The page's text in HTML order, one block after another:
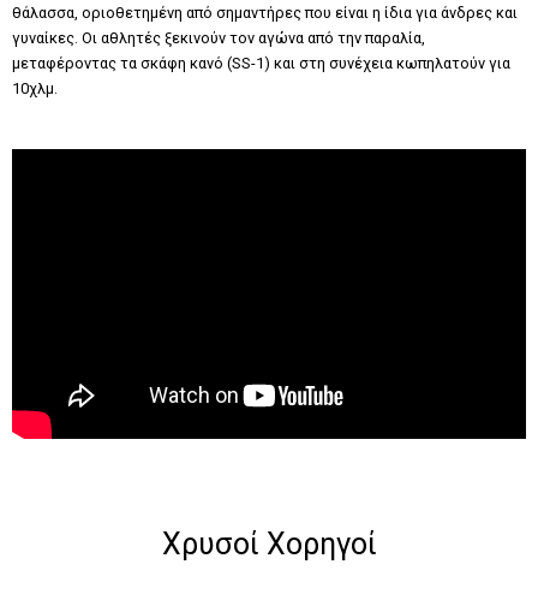
θάλασσα, οριοθετημένη από σημαντήρες που είναι η ίδια για άνδρες και
γυναίκες. Οι αθλητές ξεκινούν τον αγώνα από την παραλία,
μεταφέροντας τα σκάφη κανό (SS-1) και στη συνέχεια κωπηλατούν για
10χλμ.
Χρυσοί Χορηγοί